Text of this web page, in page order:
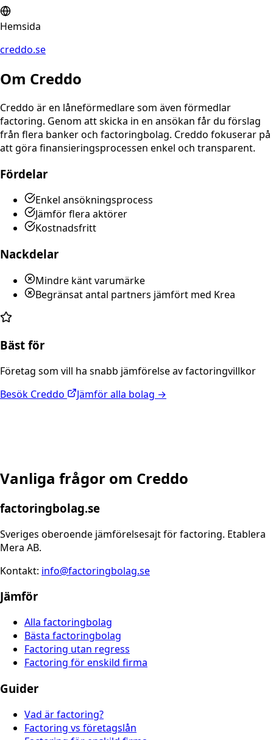
Hemsida
creddo.se
Om Creddo
Creddo är en låneförmedlare som även förmedlar
factoring. Genom att skicka in en ansökan får du förslag
från flera banker och factoringbolag. Creddo fokuserar på
att göra finansieringsprocessen enkel och transparent.
Fördelar
Enkel ansökningsprocess
Jämför flera aktörer
Kostnadsfritt
Nackdelar
Mindre känt varumärke
Begränsat antal partners jämfört med Krea
Bäst för
Företag som vill ha snabb jämförelse av factoringvillkor
Besök Creddo Jämför alla bolag →
Vanliga frågor om Creddo
factoringbolag.se
Sveriges oberoende jämförelsesajt för factoring. Etablera
Mera AB.
Kontakt: info@factoringbolag.se
Jämför
Alla factoringbolag
Bästa factoringbolag
Factoring utan regress
Factoring för enskild firma
Guider
Vad är factoring?
Factoring vs företagslån